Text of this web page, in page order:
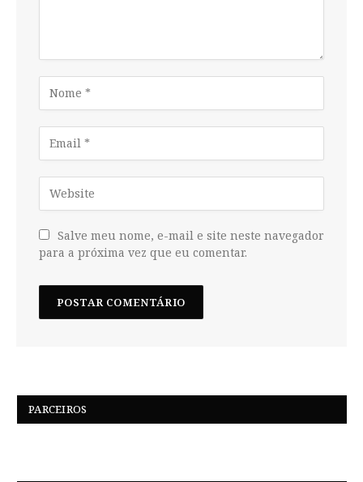
Salve meu nome, e-mail e site neste navegador
para a próxima vez que eu comentar.
PARCEIROS